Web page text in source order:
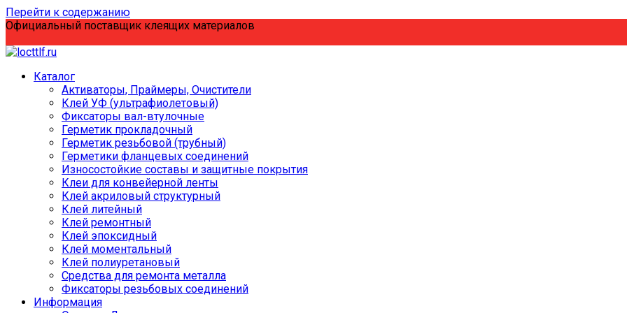
Перейти к содержанию
Официальный поставщик клеящих материалов
Каталог
Активаторы, Праймеры, Очистители
Клей УФ (ультрафиолетовый)
Фиксаторы вал-втулочные
Герметик прокладочный
Герметик резьбовой (трубный)
Герметики фланцевых соединений
Износостойкие составы и защитные покрытия
Клеи для конвейерной ленты
Клей акриловый структурный
Клей литейный
Клей ремонтный
Клей эпоксидный
Клей моментальный
Клей полиуретановый
Средства для ремонта металла
Фиксаторы резьбовых соединений
Информация